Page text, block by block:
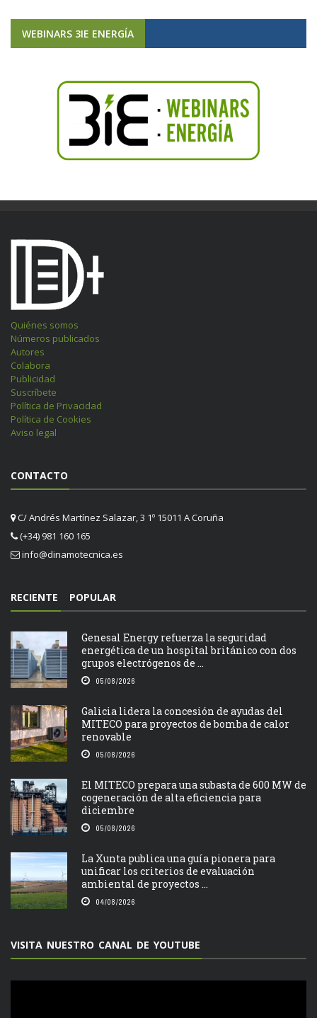
WEBINARS 3IE ENERGÍA
Quiénes somos
Números publicados
Autores
Colabora
Publicidad
Suscríbete
Política de Privacidad
Política de Cookies
Aviso legal
CONTACTO
C/ Andrés Martínez Salazar, 3 1º 15011 A Coruña
(+34) 981 160 165
info@dinamotecnica.es
RECIENTE POPULAR
Genesal Energy refuerza la seguridad
energética de un hospital británico con dos
grupos electrógenos de ...
05/08/2026
Galicia lidera la concesión de ayudas del
MITECO para proyectos de bomba de calor
renovable
05/08/2026
El MITECO prepara una subasta de 600 MW de
cogeneración de alta eficiencia para
diciembre
05/08/2026
La Xunta publica una guía pionera para
unificar los criterios de evaluación
ambiental de proyectos ...
04/08/2026
VISITA NUESTRO CANAL DE YOUTUBE